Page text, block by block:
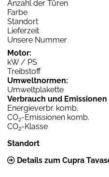
Anzahl der Türen
Farbe
Standort
Lieferzeit
Unsere Nummer
Motor:
kW / PS
Treibstoff
Umweltnormen:
Umweltplakette
Verbrauch und Emissionen
Energieverbr. komb.
CO2-Emissionen komb.
CO2-Klasse
Standort
Details zum Cupra